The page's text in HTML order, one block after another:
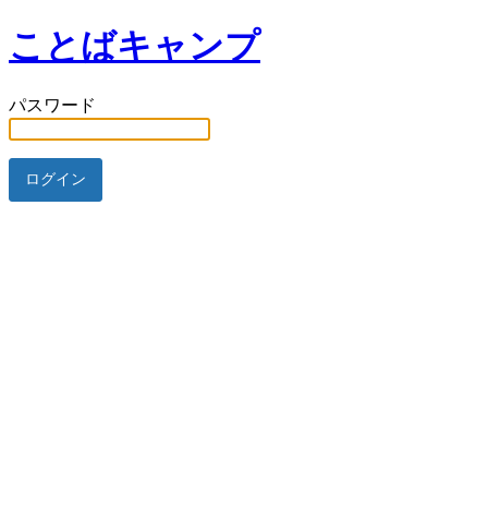
ことばキャンプ
パスワード